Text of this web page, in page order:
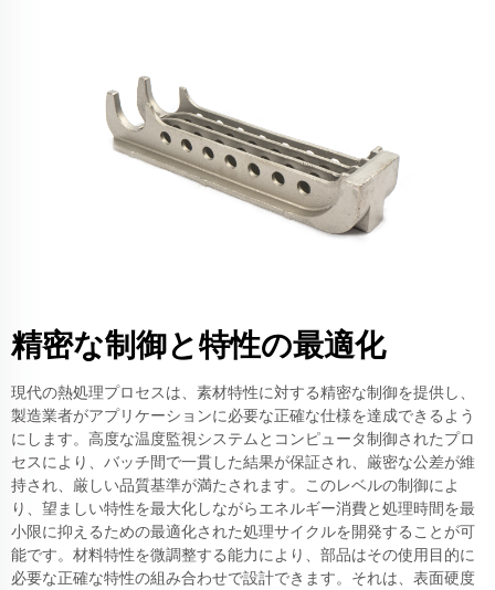
精密な制御と特性の最適化
現代の熱処理プロセスは、素材特性に対する精密な制御を提供し、
製造業者がアプリケーションに必要な正確な仕様を達成できるよう
にします。高度な温度監視システムとコンピュータ制御されたプロ
セスにより、バッチ間で一貫した結果が保証され、厳密な公差が維
持され、厳しい品質基準が満たされます。このレベルの制御によ
り、望ましい特性を最大化しながらエネルギー消費と処理時間を最
小限に抑えるための最適化された処理サイクルを開発することが可
能です。材料特性を微調整する能力により、部品はその使用目的に
必要な正確な特性の組み合わせで設計できます。それは、表面硬度